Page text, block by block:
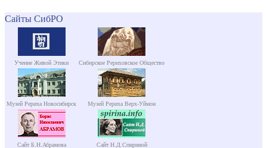
Сайты СибРО
Учение Живой Этики Сибирское Рериховское Общество
Музей Рериха Новосибирск Музей Рериха Верх-Уймон
Сайт Б.Н.Абрамова Сайт Н.Д.Спириной